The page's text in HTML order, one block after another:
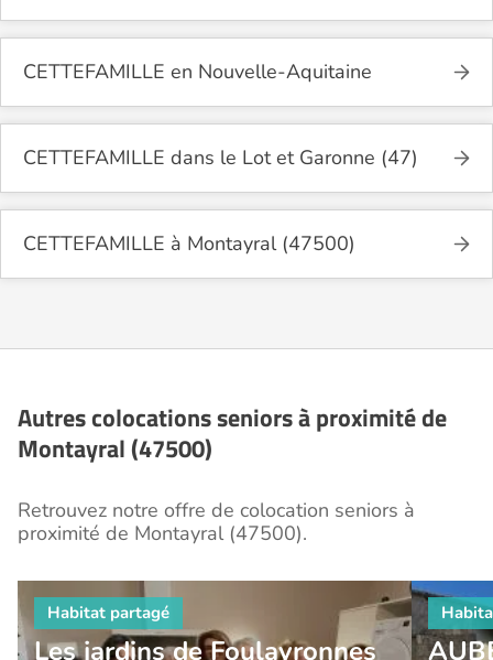
CETTEFAMILLE en Nouvelle-Aquitaine
CETTEFAMILLE dans le Lot et Garonne (47)
CETTEFAMILLE à Montayral (47500)
Autres colocations seniors à proximité de
Montayral (47500)
Retrouvez notre offre de colocation seniors à
proximité de Montayral (47500).
Les jardins de Foulayronnes